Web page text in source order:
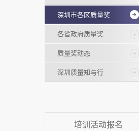
深圳市各区质量奖
各省政府质量奖
质量奖动态
深圳质量知与行
培训活动报名